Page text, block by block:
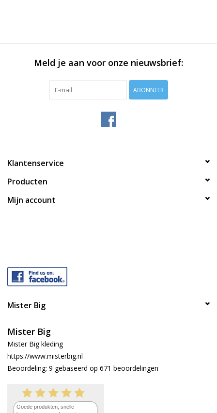
Meld je aan voor onze nieuwsbrief:
ABONNEER
Klantenservice
Producten
Mijn account
Mister Big
Mister Big
Mister Big kleding
https://www.misterbig.nl
Beoordeling: 9 gebaseerd op 671 beoordelingen